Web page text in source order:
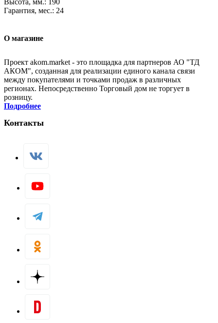
Гарантия, мес.: 24
О магазине
Проект akom.market - это площадка для партнеров АО "ТД
АКОМ", созданная для реализации единого канала связи
между покупателями и точками продаж в различных
регионах. Непосредственно Торговый дом не торгует в
розницу.
Подробнее